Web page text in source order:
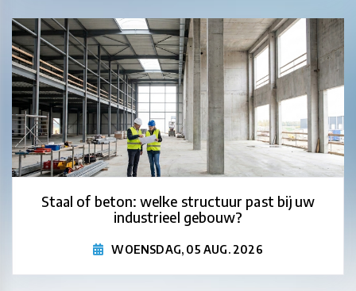
Staal of beton: welke structuur past bij uw
industrieel gebouw?
WOENSDAG, 05 AUG. 2026